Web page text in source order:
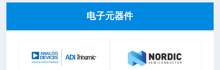
电子元器件